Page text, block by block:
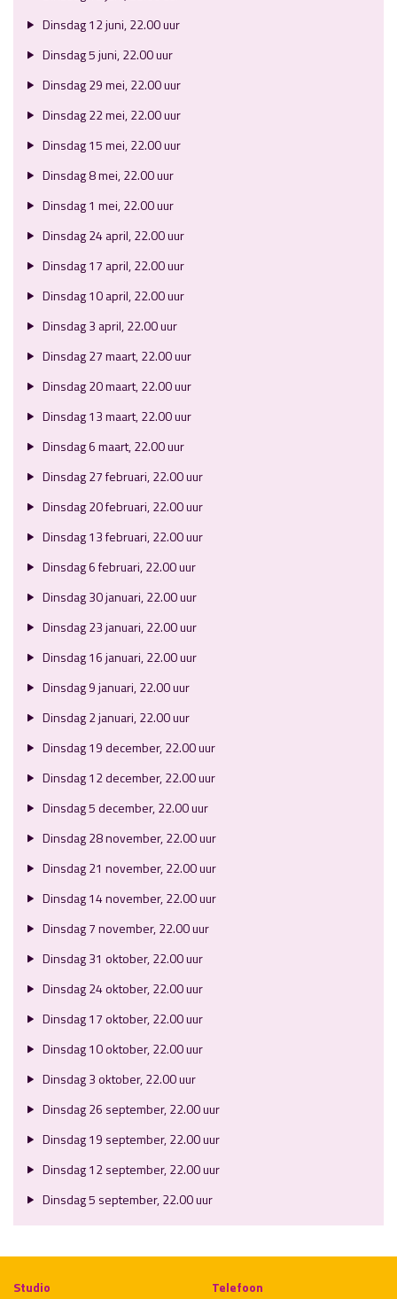
Dinsdag 12 juni, 22.00 uur
Dinsdag 5 juni, 22.00 uur
Dinsdag 29 mei, 22.00 uur
Dinsdag 22 mei, 22.00 uur
Dinsdag 15 mei, 22.00 uur
Dinsdag 8 mei, 22.00 uur
Dinsdag 1 mei, 22.00 uur
Dinsdag 24 april, 22.00 uur
Dinsdag 17 april, 22.00 uur
Dinsdag 10 april, 22.00 uur
Dinsdag 3 april, 22.00 uur
Dinsdag 27 maart, 22.00 uur
Dinsdag 20 maart, 22.00 uur
Dinsdag 13 maart, 22.00 uur
Dinsdag 6 maart, 22.00 uur
Dinsdag 27 februari, 22.00 uur
Dinsdag 20 februari, 22.00 uur
Dinsdag 13 februari, 22.00 uur
Dinsdag 6 februari, 22.00 uur
Dinsdag 30 januari, 22.00 uur
Dinsdag 23 januari, 22.00 uur
Dinsdag 16 januari, 22.00 uur
Dinsdag 9 januari, 22.00 uur
Dinsdag 2 januari, 22.00 uur
Dinsdag 19 december, 22.00 uur
Dinsdag 12 december, 22.00 uur
Dinsdag 5 december, 22.00 uur
Dinsdag 28 november, 22.00 uur
Dinsdag 21 november, 22.00 uur
Dinsdag 14 november, 22.00 uur
Dinsdag 7 november, 22.00 uur
Dinsdag 31 oktober, 22.00 uur
Dinsdag 24 oktober, 22.00 uur
Dinsdag 17 oktober, 22.00 uur
Dinsdag 10 oktober, 22.00 uur
Dinsdag 3 oktober, 22.00 uur
Dinsdag 26 september, 22.00 uur
Dinsdag 19 september, 22.00 uur
Dinsdag 12 september, 22.00 uur
Dinsdag 5 september, 22.00 uur
Studio
Telefoon